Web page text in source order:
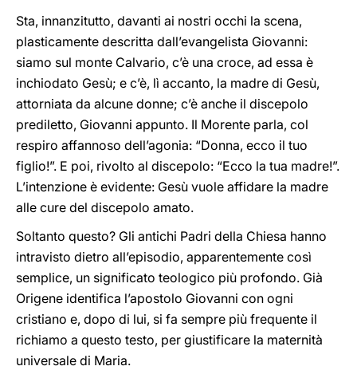
Sta, innanzitutto, davanti ai nostri occhi la scena,
plasticamente descritta dall’evangelista Giovanni:
siamo sul monte Calvario, c’è una croce, ad essa è
inchiodato Gesù; e c’è, lì accanto, la madre di Gesù,
attorniata da alcune donne; c’è anche il discepolo
prediletto, Giovanni appunto. Il Morente parla, col
respiro affannoso dell’agonia: “Donna, ecco il tuo
figlio!”. E poi, rivolto al discepolo: “Ecco la tua madre!”.
L’intenzione è evidente: Gesù vuole affidare la madre
alle cure del discepolo amato.
Soltanto questo? Gli antichi Padri della Chiesa hanno
intravisto dietro all’episodio, apparentemente così
semplice, un significato teologico più profondo. Già
Origene identifica l’apostolo Giovanni con ogni
cristiano e, dopo di lui, si fa sempre più frequente il
richiamo a questo testo, per giustificare la maternità
universale di Maria.